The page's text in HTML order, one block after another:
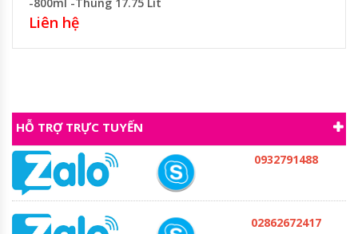
Liên hệ
HỖ TRỢ TRỰC TUYẾN
0932791488
02862672417